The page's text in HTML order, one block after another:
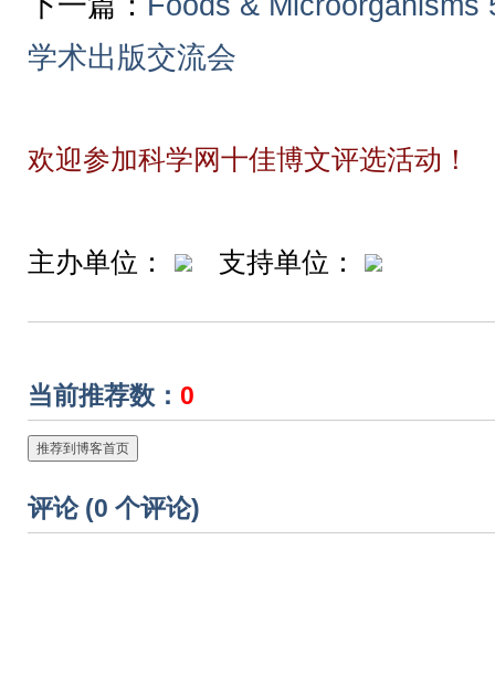
学术出版交流会
欢迎参加科学网十佳博文评选活动！
主办单位： 支持单位：
当前推荐数： 0
推荐到博客首页
评论 (0 个评论)